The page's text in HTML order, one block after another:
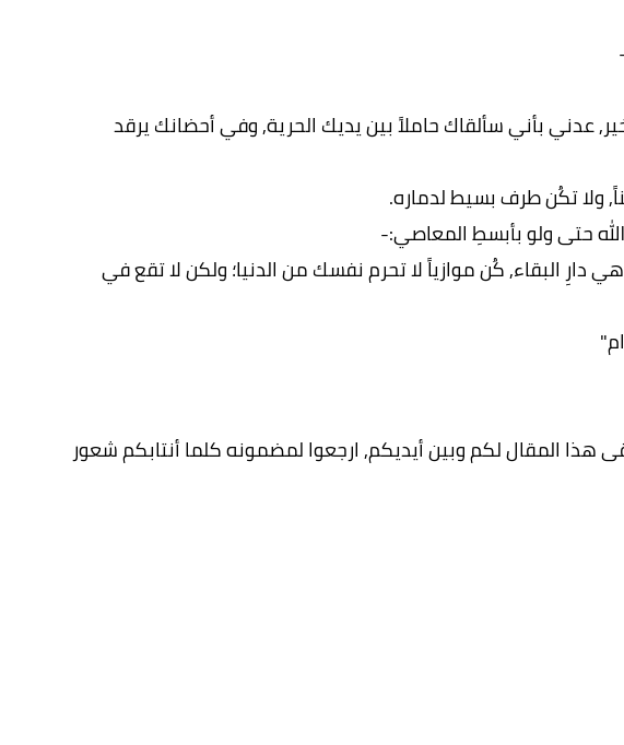
عدني بأني سألقاك حاملاً بين يديك الحرية, وفي أحضانك يرقد
ولا تكُن طرف بسيط لدماره.
حتى ولو بأبسطِ المعاصي:-
دارِ البقاء, كُن موازياً لا تحرم نفسك من الدنيا؛ ولكن لا تقع في
هذا المقال لكم وبين أيديكم, ارجعوا لمضمونه كلما أنتابكم شعور